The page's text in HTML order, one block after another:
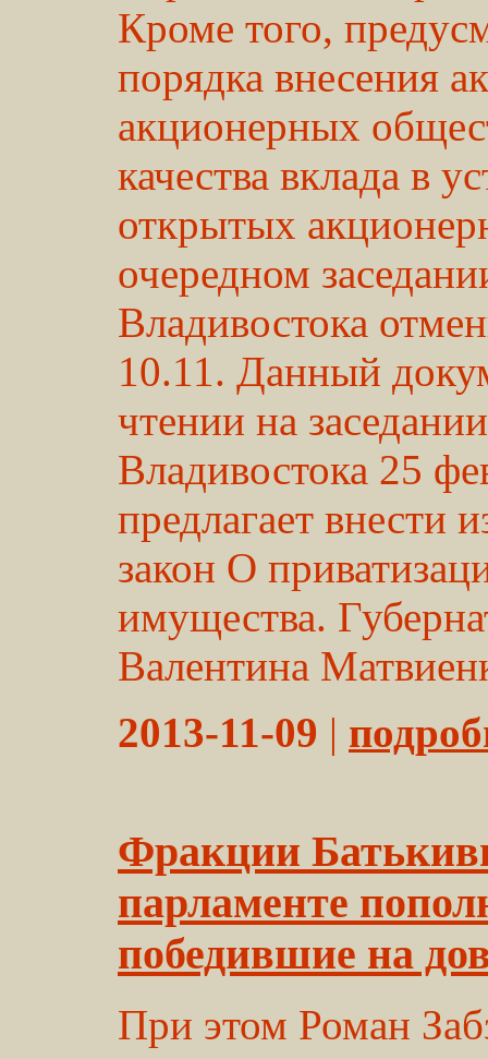
Кроме того,
порядка внесения
акционерных
качества вклада в
открытых
очередном
Владивостока
10.11. Данный
чтении на
Владивостока 25
предлагает внести
закон О
имущества.
Валентина
2013-11-09 |
Фракции
парламенте
победившие на
При этом Роман